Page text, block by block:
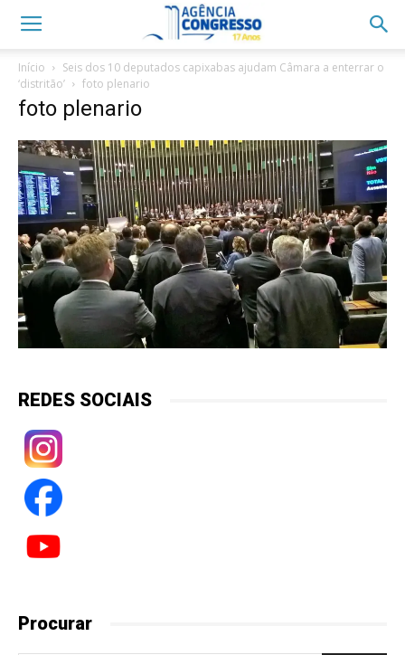
Início
Seis dos 10 deputados capixabas ajudam Câmara a enterrar o
‘distritão’
foto plenario
foto plenario
REDES SOCIAIS
Procurar